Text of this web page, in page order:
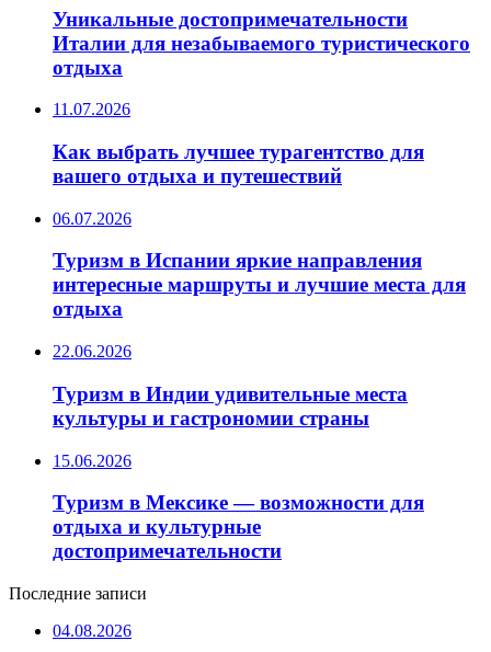
Уникальные достопримечательности
Италии для незабываемого туристического
отдыха
11.07.2026
Как выбрать лучшее турагентство для
вашего отдыха и путешествий
06.07.2026
Туризм в Испании яркие направления
интересные маршруты и лучшие места для
отдыха
22.06.2026
Туризм в Индии удивительные места
культуры и гастрономии страны
15.06.2026
Туризм в Мексике — возможности для
отдыха и культурные
достопримечательности
Последние записи
04.08.2026